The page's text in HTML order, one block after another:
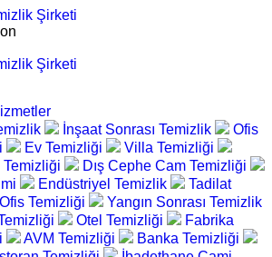
İnşaat Sonrası Temizlik
Ofis
Ev Temizliği
Villa Temizliği
Temizliği
Dış Cephe Cam Temizliği
Endüstriyel Temizlik
Tadilat
Temizliği
Yangın Sonrası Temizlik
Otel Temizliği
Fabrika
AVM Temizliği
Banka Temizliği